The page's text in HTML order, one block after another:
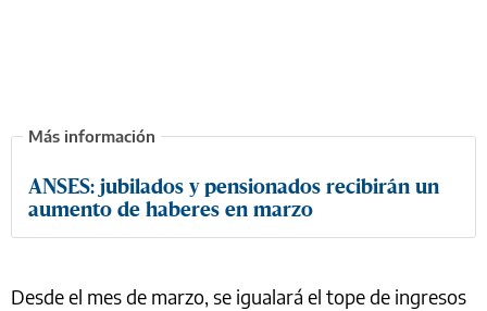
ANSES: jubilados y pensionados recibirán un
aumento de haberes en marzo
Desde el mes de marzo, se igualará el tope de ingresos